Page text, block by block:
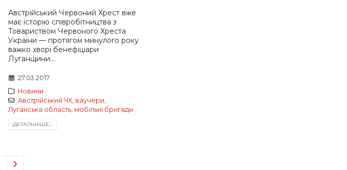
Австрійський Червоний Хрест вже
має історію співробітництва з
Товариством Червоного Хреста
України — протягом минулого року
важко хворі бенефіціари
Луганщини...
27.03.2017
Новини
Австрійський ЧХ, ваучери
Луганська область, мобільні бригади
ДЕТАЛЬНIШЕ...